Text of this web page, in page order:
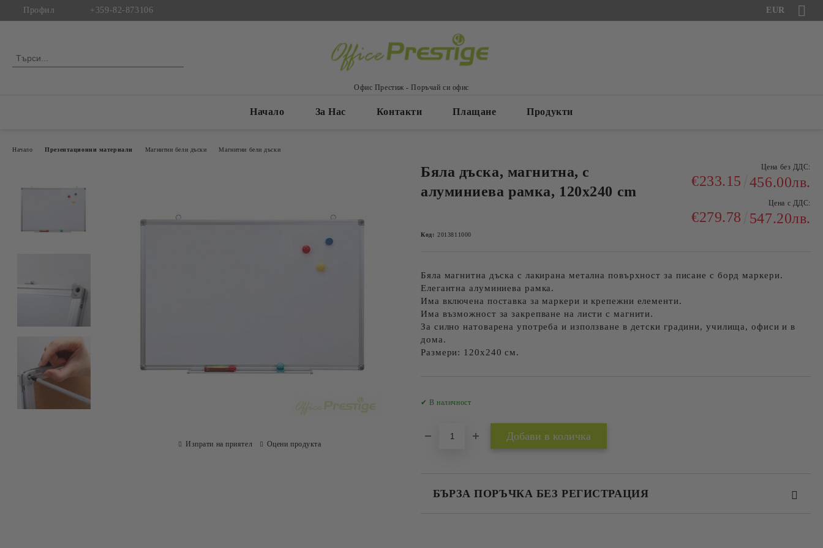
Профил +359-82-873106 EUR
Офис Престиж - Поръчай си офис
Начало За Нас Контакти Плащане Продукти
Начало Презентационни материали Магнитни бели дъски Магнитни бели дъски
Бяла дъска, магнитна, с
алуминиева рамка, 120x240 cm
Цена без ДДС:
€233.15 456.00лв.
Цена с ДДС:
€279.78 547.20лв.
Код: 2013811000
Бяла магнитна дъска с лакирана метална повърхност за писане с борд маркери.
Елегантна алуминиева рамка.
Има включена поставка за маркери и крепежни елементи.
Има възможност за закрепване на листи с магнити.
За силно натоварена употреба и използване в детски градини, училища, офиси и в
дома.
Размери: 120x240 см.
✔ В наличност
БЪРЗА ПОРЪЧКА БЕЗ РЕГИСТРАЦИЯ
Изпрати на приятел Оцени продукта